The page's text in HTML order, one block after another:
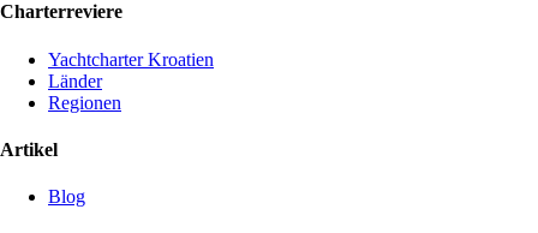
Charterreviere
Yachtcharter Kroatien
Länder
Regionen
Artikel
Blog